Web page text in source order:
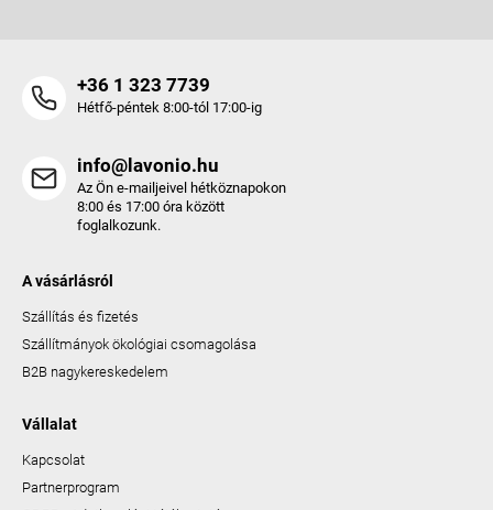
+36 1 323 7739
Hétfő-péntek 8:00-tól 17:00-ig
info@lavonio.hu
Az Ön e-mailjeivel hétköznapokon
8:00 és 17:00 óra között
foglalkozunk.
A vásárlásról
Szállítás és fizetés
Szállítmányok ökológiai csomagolása
B2B nagykereskedelem
Vállalat
Kapcsolat
Partnerprogram